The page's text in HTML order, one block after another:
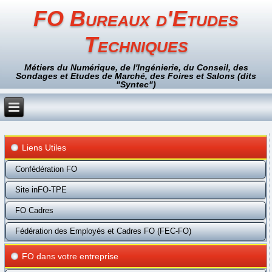
FO Bureaux d'Etudes
Techniques
Métiers du Numérique, de l'Ingénierie, du Conseil, des
Sondages et Etudes de Marché, des Foires et Salons (dits
"Syntec")
Liens Utiles
Confédération FO
Site inFO-TPE
FO Cadres
Fédération des Employés et Cadres FO (FEC-FO)
FO dans votre entreprise